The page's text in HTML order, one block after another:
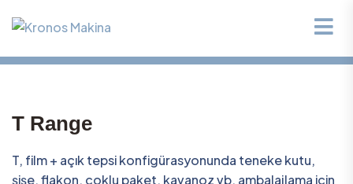
T Range
T, film + açık tepsi konfigürasyonunda teneke kutu,
şişe, flakon, çoklu paket, kavanoz vb. ambalajlama için